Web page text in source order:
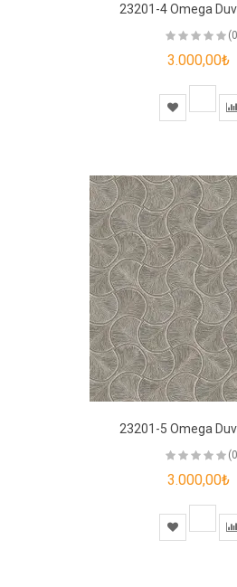
23201-4 Omega
3.000,00₺
23201-5 Omega
3.000,00₺